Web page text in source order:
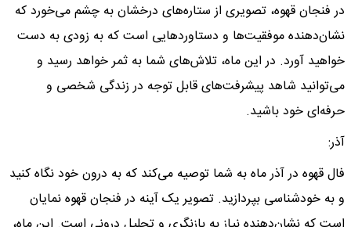
در فنجان قهوه، تصویری از ستاره‌های درخشان به چشم می‌خورد که
نشان‌دهنده موفقیت‌ها و دستاوردهایی است که به زودی به دست
خواهید آورد. در این ماه، تلاش‌های شما به ثمر خواهد رسید و
می‌توانید شاهد پیشرفت‌های قابل توجه در زندگی شخصی و
حرفه‌ای خود باشید.
آذر:
فال قهوه در آذر ماه به شما توصیه می‌کند که به درون خود نگاه کنید
و به خودشناسی بپردازید. تصویر یک آینه در فنجان قهوه نمایان